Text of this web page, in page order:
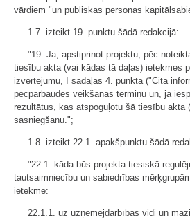
vārdiem "un publiskas personas
1.7. izteikt 19. punktu šādā redakcijā:
"19. Ja, apstiprinot projektu, pēc
tiesību akta (vai kādas tā daļas) ietekmes
izvērtējumu, I sadaļas 4. punktā ("Cita
pēcpārbaudes veikšanas termiņu un, ja
rezultātus, kas atspoguļotu šā tiesību akta
sasniegšanu.";
1.8. izteikt 22.1. apakšpunktu šādā
"22.1. kāda būs projekta tiesiskā
tautsaimniecību un sabiedrības
ietekme:
22.1.1. uz uzņēmējdarbības vidi un